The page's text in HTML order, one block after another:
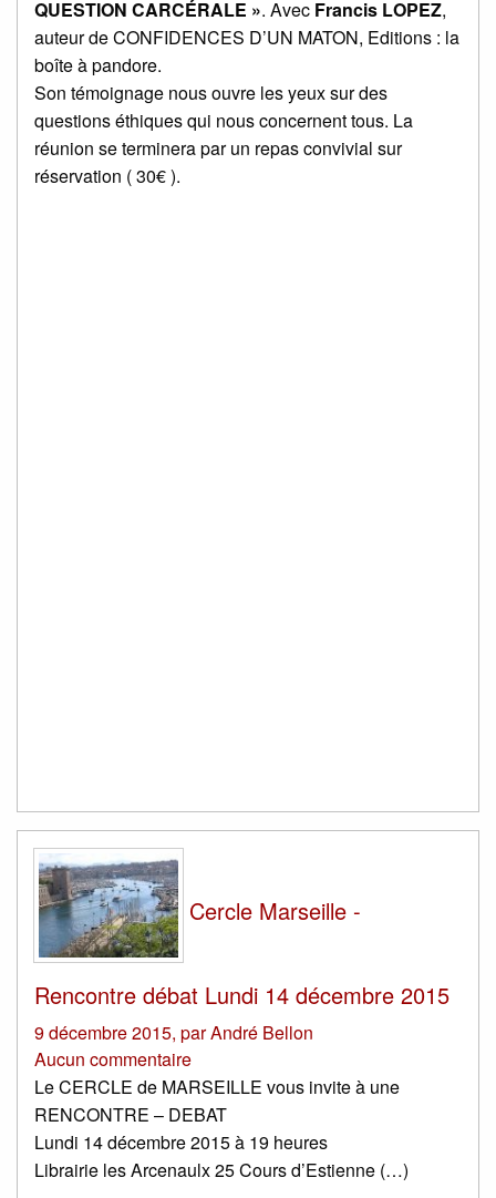
QUESTION CARCÉRALE ». Avec Francis LOPEZ,
auteur de CONFIDENCES D’UN MATON, Editions : la
boîte à pandore.
Son témoignage nous ouvre les yeux sur des
questions éthiques qui nous concernent tous. La
réunion se terminera par un repas convivial sur
réservation ( 30€ ).
Cercle Marseille -
Rencontre débat Lundi 14 décembre 2015
9 décembre 2015, parAndré Bellon
Aucun commentaire
Le CERCLE de MARSEILLE vous invite à une
RENCONTRE – DEBAT
Lundi 14 décembre 2015 à 19 heures
Librairie les Arcenaulx 25 Cours d’Estienne (…)